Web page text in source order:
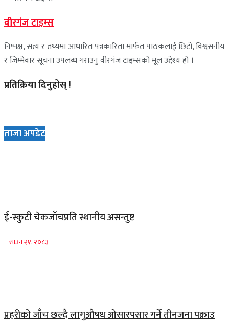
वीरगंज टाइम्स
निष्पक्ष, सत्य र तथ्यमा आधारित पत्रकारिता मार्फत पाठकलाई छिटो, विश्वसनीय
र जिम्मेवार सूचना उपलब्ध गराउनु वीरगंज टाइम्सको मूल उद्देश्य हो ।
प्रतिक्रिया दिनुहोस् !
ताजा अपडेट
ई-स्कुटी चेकजाँचप्रति स्थानीय असन्तुष्ट
साउन २१, २०८३
प्रहरीको जाँच छल्दै लागुऔषध ओसारपसार गर्ने तीनजना पक्राउ